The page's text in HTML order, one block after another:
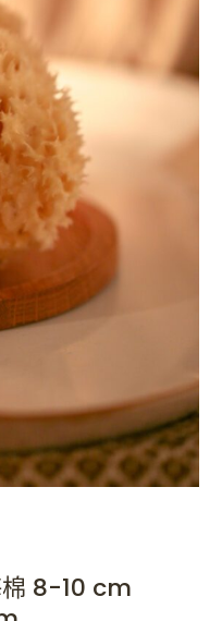
棉 8-10 cm